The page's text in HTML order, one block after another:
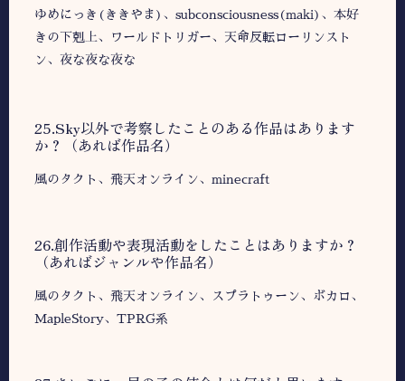
ゆめにっき(ききやま)、subconsciousness(maki)、本好
きの下剋上、ワールドトリガー、天命反転ローリンスト
ン、夜な夜な夜な
25.Sky以外で考察したことのある作品はあります
か？（あれば作品名）
風のタクト、飛天オンライン、minecraft
26.創作活動や表現活動をしたことはありますか？
（あればジャンルや作品名）
風のタクト、飛天オンライン、スプラトゥーン、ボカロ、
MapleStory、TPRG系